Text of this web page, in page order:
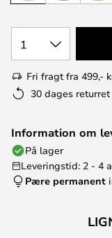
1
Fri fragt fra 499,-
30 dages returret
Information om
På lager
Leveringstid: 2 - 4
Pære permanent